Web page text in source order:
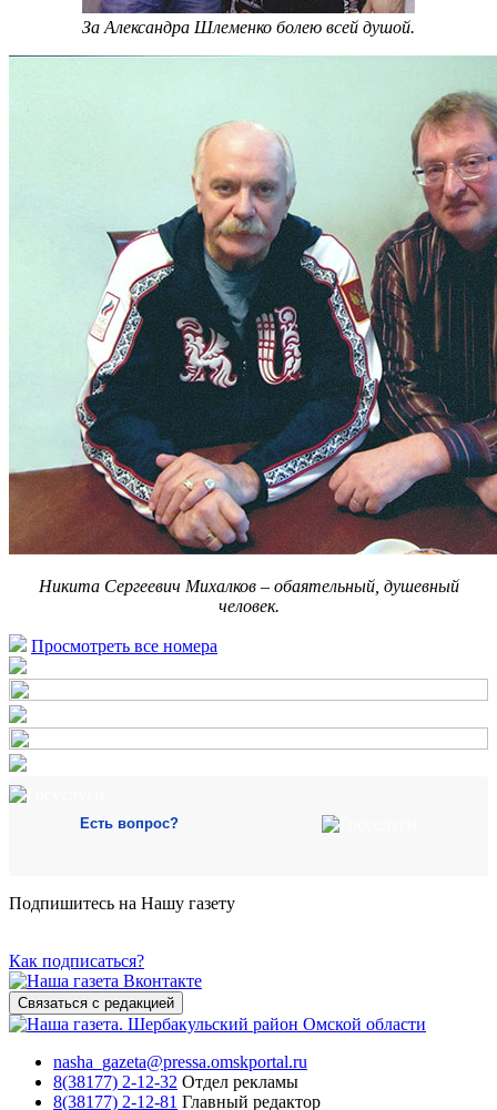
За Александра Шлеменко болею всей душой.
Никита Сергеевич Михалков – обаятельный, душевный
человек.
Просмотреть все номера
Есть вопрос?
Подпишитесь на Нашу газету
Как подписаться?
Связаться с редакцией
nasha_gazeta@pressa.omskportal.ru
8(38177) 2-12-32 Отдел рекламы
8(38177) 2-12-81 Главный редактор